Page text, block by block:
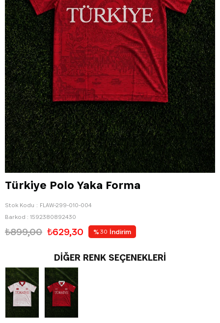
Türkiye Polo Yaka Forma
Stok Kodu
FLAW-299-010-004
Barkod : 1592380892430
₺899,00 ₺629,30 % 30 İndirim
DIĞER RENK SEÇENEKLERI